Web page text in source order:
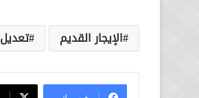
الإيجار القديم